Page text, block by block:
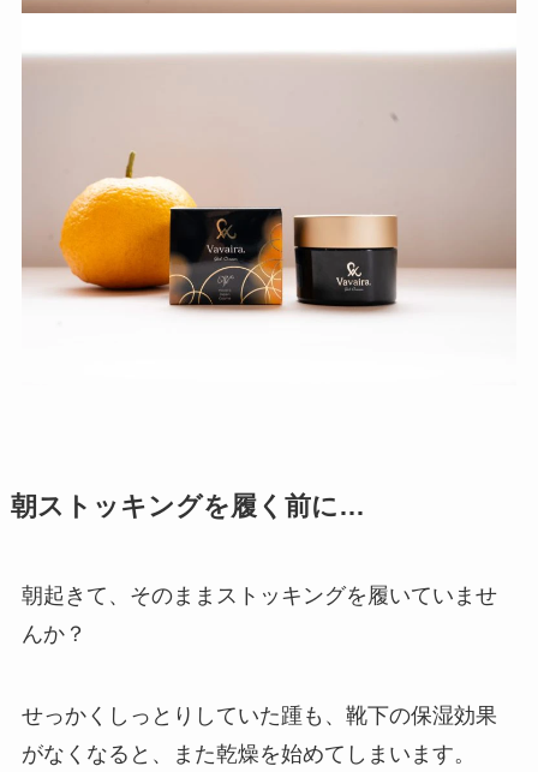
朝ストッキングを履く前に…
朝起きて、そのままストッキングを履いていませ
んか？
せっかくしっとりしていた踵も、靴下の保湿効果
がなくなると、また乾燥を始めてしまいます。